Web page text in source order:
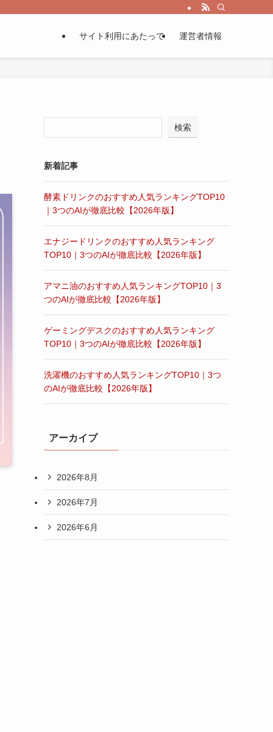
サイト利用にあたって 運営者情報
検索
新着記事
酵素ドリンクのおすすめ人気ランキングTOP10
｜3つのAIが徹底比較【2026年版】
エナジードリンクのおすすめ人気ランキング
TOP10｜3つのAIが徹底比較【2026年版】
アマニ油のおすすめ人気ランキングTOP10｜3
つのAIが徹底比較【2026年版】
ゲーミングデスクのおすすめ人気ランキング
TOP10｜3つのAIが徹底比較【2026年版】
洗濯機のおすすめ人気ランキングTOP10｜3つ
のAIが徹底比較【2026年版】
アーカイブ
2026年8月
2026年7月
2026年6月